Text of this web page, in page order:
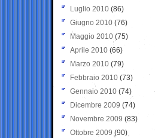
Luglio 2010 (86)
Giugno 2010 (76)
Maggio 2010 (75)
Aprile 2010 (66)
Marzo 2010 (79)
Febbraio 2010 (73)
Gennaio 2010 (74)
Dicembre 2009 (74)
Novembre 2009 (83)
Ottobre 2009 (90)